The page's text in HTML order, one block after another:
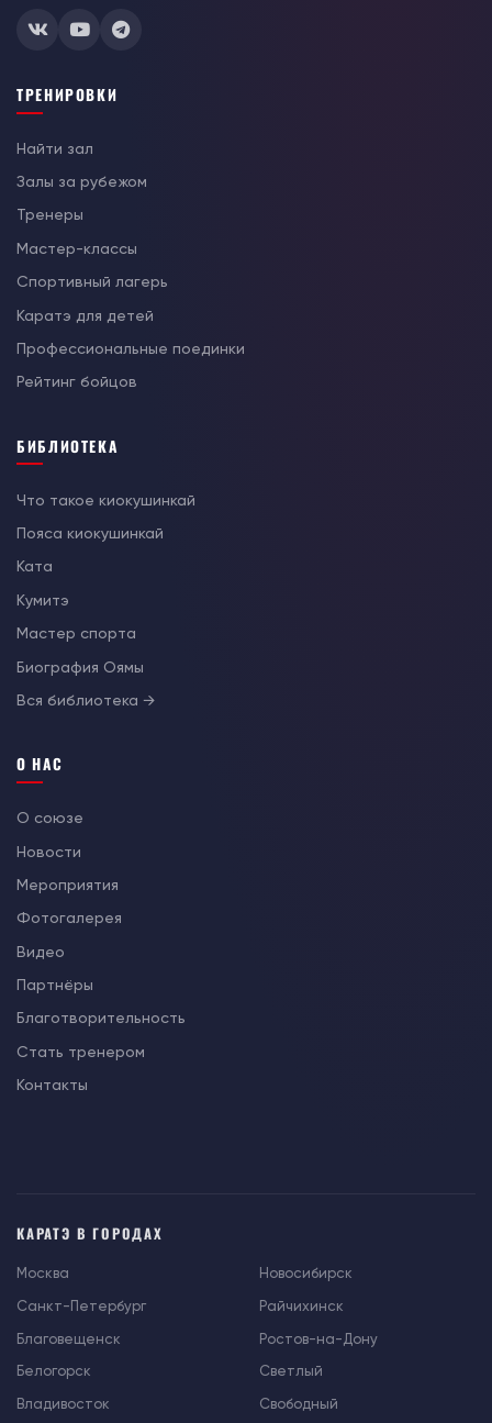
ТРЕНИРОВКИ
Найти зал
Залы за рубежом
Тренеры
Мастер-классы
Спортивный лагерь
Каратэ для детей
Профессиональные поединки
Рейтинг бойцов
БИБЛИОТЕКА
Что такое киокушинкай
Пояса киокушинкай
Ката
Кумитэ
Мастер спорта
Биография Оямы
Вся библиотека →
О НАС
О союзе
Новости
Мероприятия
Фотогалерея
Видео
Партнёры
Благотворительность
Стать тренером
Контакты
КАРАТЭ В ГОРОДАХ
Москва
Санкт-Петербург
Благовещенск
Белогорск
Владивосток
Новосибирск
Райчихинск
Ростов-на-Дону
Светлый
Свободный